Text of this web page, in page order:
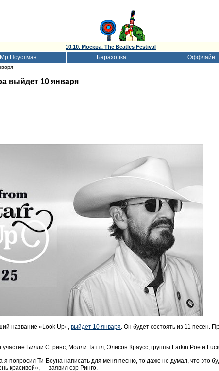
10.10. Москва. The Beatles Festival
Мр.Поустман Барахолка Оффлайн
выйдет 10 января
название «Look Up», выйдет 10 января . Он будет состоять из 11 песен.
Билли Стринс, Молли Таттл, Элисон Краусс, группы Larkin Poe и
я попросил Ти-Боуна написать для меня песню, то даже не думал, что это
красивой», — заявил сэр Ринго.